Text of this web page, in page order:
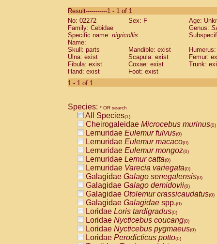
CebidaeSaguinus labiatus(0)
Cebidae Saguinus leucopus (0)
Cebidae
CebidaeSaguinus mystax
Cebidae Saguinus nigricollis (1)
Cebidae Saguinus oedipus
Cebidae Saguinus weddelli
Cebidae Saguinusspp.
Cebidae
CebidaeCebus capucinus
CebidaeCebus nigrivittatus
CebidaeCebus spp.(0)
CebidaeSaimiri boliviensis(0)
CebidaeSaimiri sciureus(0)
AtelidaeAlouatta caraya(0)
AtelidaeAlouatta fusca(0)
AtelidaeAlouatta seniculus(0)
AtelidaeAlouattaspp.(0)
AtelidaeAteles belzebuth(0)
AtelidaeAteles geoffroyi(0)
AtelidaeAteles paniscus(0)
AtelidaeAtelesspp.(0)
AtelidaeLagothrix lagothricha(0)
AtelidaeLagothrix lagothricha cana
PitheciidaeCacajao calvus
Result-----------1 - 1 of 1
No: 02272
Sex: F
Age:
Family: Cebidae
Genus:
Specific name: nigricollis
Name:
Skull: parts
Mandible: exist
Ulna: exist
Scapula: exist
Femur:
Fibula: exist
Coxae: exist
Trunk:
Hand: exist
Foot: exist
1 - 1 of 1
Species: * OR search
All Species(1)
Cheirogaleidae Microcebus murinus(0)
Lemuridae Eulemur fulvus(0)
Lemuridae Eulemur macaco(0)
Lemuridae Eulemur mongoz(0)
Lemuridae Lemur catta(0)
Lemuridae Varecia variegata(0)
Galagidae Galago senegalensis(0)
Galagidae Galago demidovii(0)
Galagidae Otolemur crassicaudatus(0)
Galagidae Galagidae spp.(0)
Loridae Loris tardigradus(0)
Loridae Nycticebus coucang(0)
Loridae Nycticebus pygmaeus(0)
Loridae Perodicticus potto(0)